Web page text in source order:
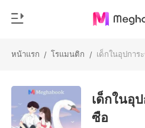
หน้าแรก / โรแมนติก / เด็กในอุปกา
เติมเงิน
หมวดหมู่
สมัยใหม่
เด็กในอุ
ซือ